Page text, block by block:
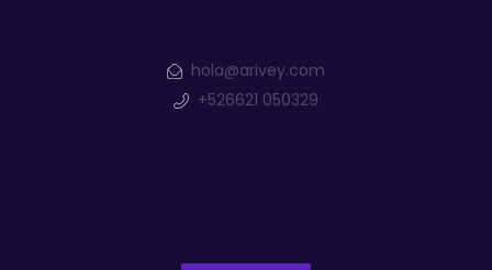
hola@arivey.com
+526621 050329